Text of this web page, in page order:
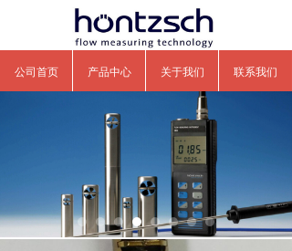
公司首页 产品中心 关于我们 联系我们